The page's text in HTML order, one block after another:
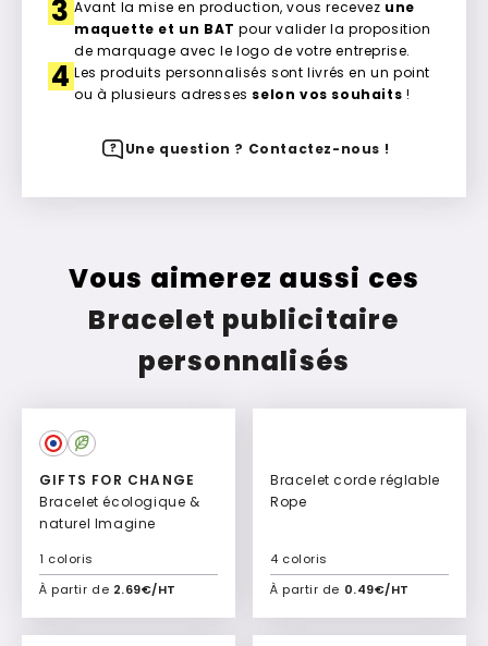
3 Avant la mise en production, vous recevez une
maquette et un BAT pour valider la proposition
de marquage avec le logo de votre entreprise.
4 Les produits personnalisés sont livrés en un point
ou à plusieurs adresses selon vos souhaits !
Une question ? Contactez-nous !
Vous aimerez aussi ces
Bracelet publicitaire
personnalisés
GIFTS FOR CHANGE
Bracelet écologique &
naturel Imagine
À partir de 2.69€/HT
1 coloris
Ajouter à mon devis
Bracelet corde réglable
Rope
À partir de 0.49€/HT
4 coloris
Ajouter à mon devis